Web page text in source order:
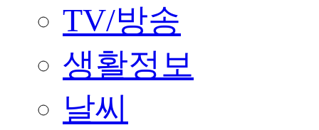
TV/방송
생활정보
날씨